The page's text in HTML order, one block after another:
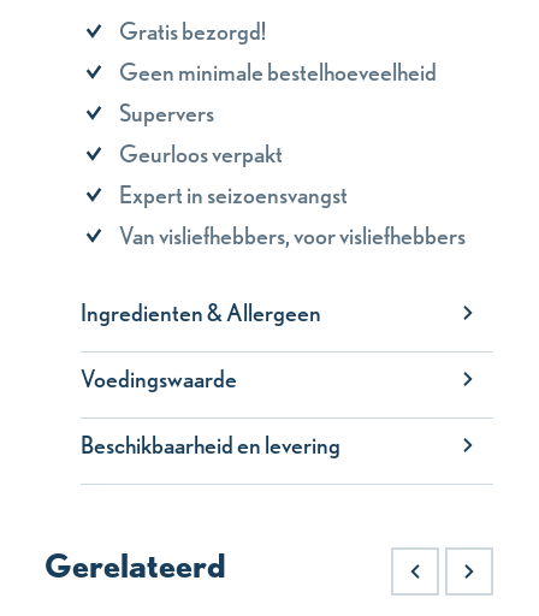
Gratis bezorgd!
Geen minimale bestelhoeveelheid
Supervers
Geurloos verpakt
Expert in seizoensvangst
Van visliefhebbers, voor visliefhebbers
Ingredienten & Allergeen
Voedingswaarde
Beschikbaarheid en levering
Gerelateerd